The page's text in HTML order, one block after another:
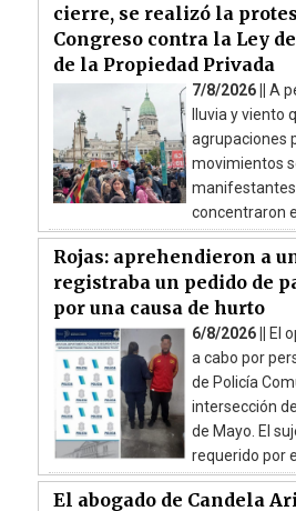
cierre, se realizó la
Congreso contra la Ley
de la Propiedad Privada
7/8/2026 || A
lluvia y viento
agrupaciones
movimientos
concentraron
Rojas: aprehendieron a
registraba un pedido de
por una causa de hurto
6/8/2026 ||
El
a cabo por
de Policía
intersección
de Mayo. El
requerido por
El abogado de Candela